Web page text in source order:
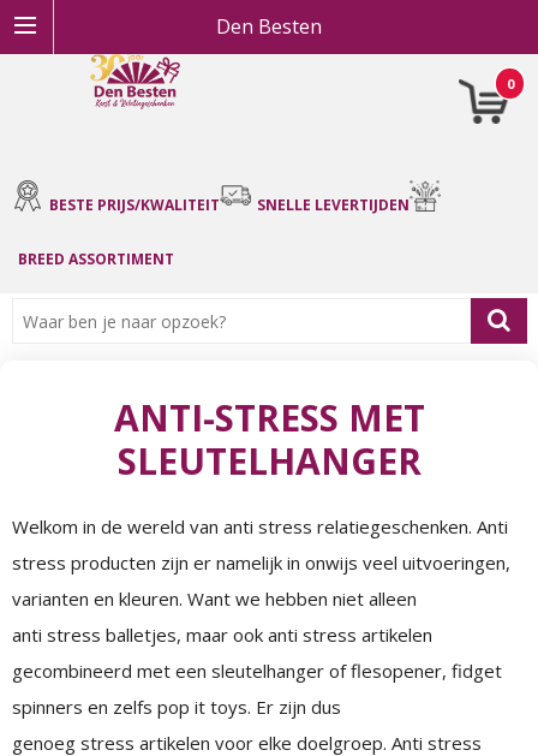
Den Besten
0
BESTE PRIJS/KWALITEIT SNELLE LEVERTIJDEN
BREED ASSORTIMENT
ANTI-STRESS MET
SLEUTELHANGER
Welkom in de wereld van anti stress relatiegeschenken. Anti
stress producten zijn er namelijk in onwijs veel uitvoeringen,
varianten en kleuren. Want we hebben niet alleen
anti stress balletjes, maar ook anti stress artikelen
gecombineerd met een sleutelhanger of flesopener, fidget
spinners en zelfs pop it toys. Er zijn dus
genoeg stress artikelen voor elke doelgroep. Anti stress